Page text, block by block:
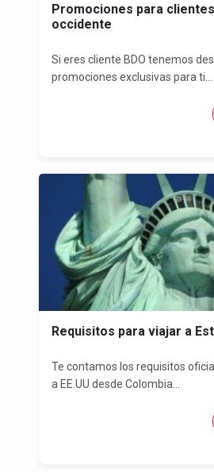
Promociones para
occidente
Si eres cliente BDO tenemos
promociones exclusivas para ti...
Requisitos para viajar a
Te contamos los requisitos
a EE.UU desde Colombia...